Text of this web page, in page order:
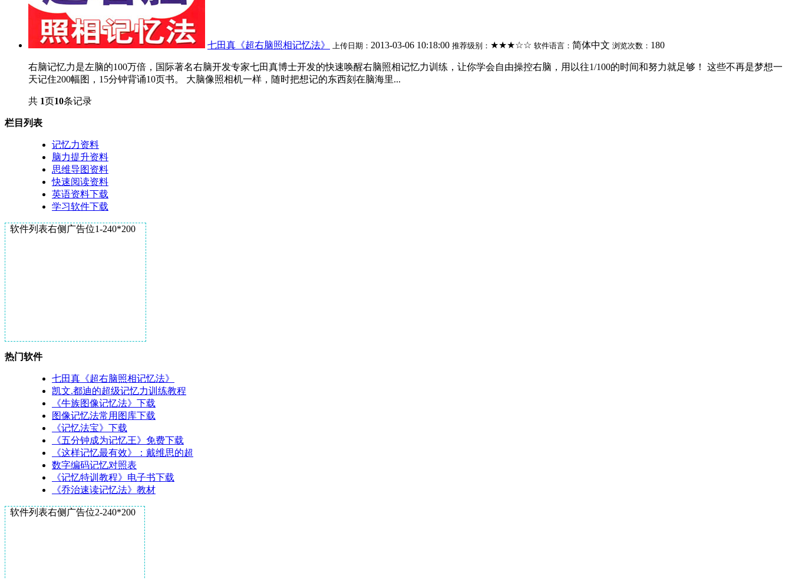
七田真《超右脑照相记忆法》 上传日期： 2013-03-06 10:18:00 推荐级别： ★★★☆☆ 软件语言： 简体中文 浏览次数： 180
右脑记忆力是左脑的100万倍，国际著名右脑开发专家七田真博士开发的快速唤醒右脑照相记忆力训练，让你学会自由操控右脑，用以往1/100的时间和努力就足够！ 这些不再是梦想一
天记住200幅图，15分钟背诵10页书。 大脑像照相机一样，随时把想记的东西刻在脑海里...
共 1页10条记录
栏目列表
记忆力资料
脑力提升资料
思维导图资料
快速阅读资料
英语资料下载
学习软件下载
软件列表右侧广告位1-240*200
热门软件
七田真《超右脑照相记忆法》
凯文.都迪的超级记忆力训练教程
《牛族图像记忆法》下载
图像记忆法常用图库下载
《记忆法宝》下载
《五分钟成为记忆王》免费下载
《这样记忆最有效》：戴维思的超
数字编码记忆对照表
《记忆特训教程》电子书下载
《乔治速读记忆法》教材
软件列表右侧广告位2-240*200